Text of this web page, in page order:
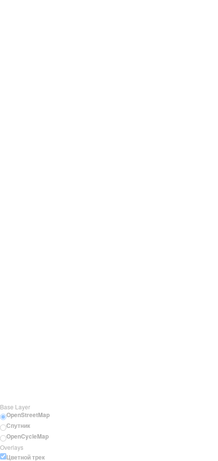
Base Layer
OpenStreetMap
Спутник
OpenCycleMap
Overlays
Цветной трек